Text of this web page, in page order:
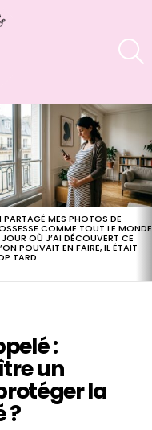
PARTAGÉ MES PHOTOS DE
COMME TOUT LE MONDE
JOUR OÙ J’AI DÉCOUVERT CE
POUVAIT EN FAIRE, IL ÉTAIT
TARD
:
un
la
?